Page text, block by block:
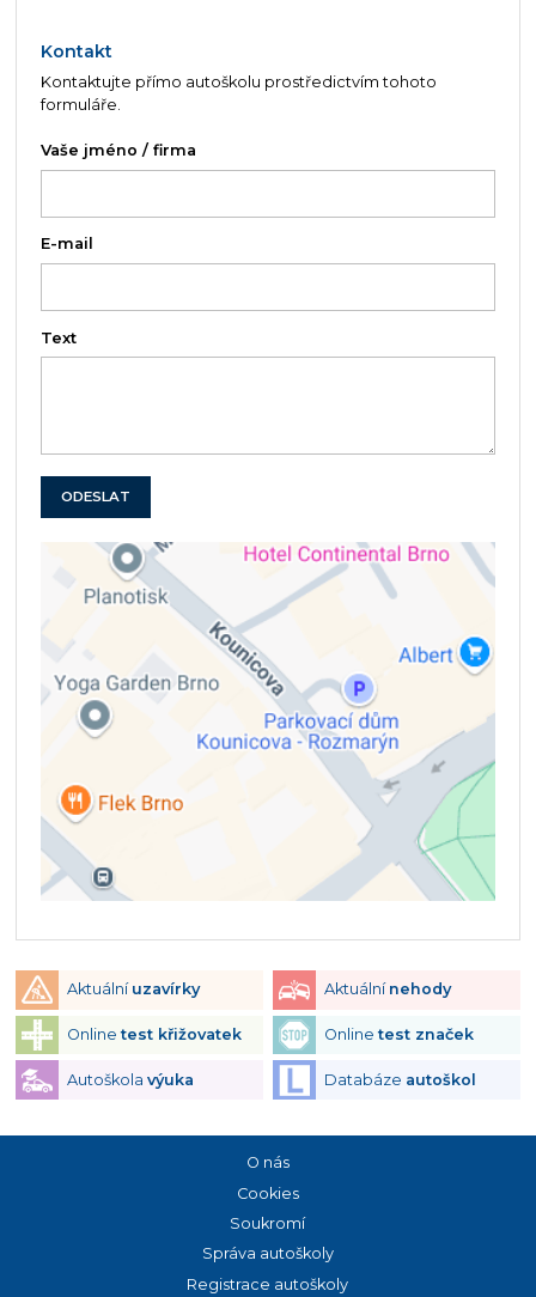
Kontakt
Kontaktujte přímo autoškolu prostředictvím tohoto
formuláře.
Vaše jméno / firma
E-mail
Text
ODESLAT
Aktuální uzavírky Aktuální nehody
Onlinetest křižovatek Onlinetest značek
Autoškola výuka Databáze autoškol
O nás
Cookies
Soukromí
Správa autoškoly
Registrace autoškoly